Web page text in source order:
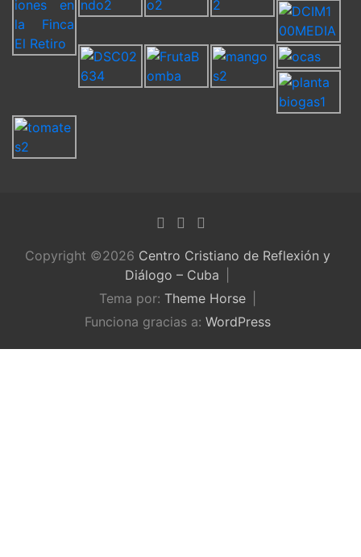
Copyright ©2026 Centro Cristiano de Reflexión y
Diálogo – Cuba
Tema por: Theme Horse
Funciona gracias a: WordPress